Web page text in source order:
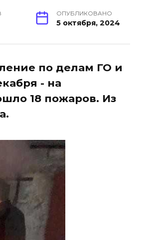
ОПУБЛИКОВАНО
5 октября, 2024
по делам ГО и
- на
18 пожаров. Из